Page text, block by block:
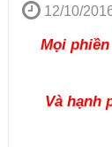
12/10/
Mọi
Và hạnh